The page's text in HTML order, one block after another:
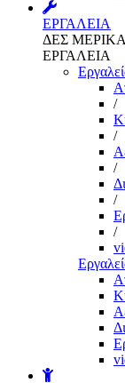
ΕΡΓΑΛΕΙΑ
ΔΕΣ
ΕΡΓΑΛΕΙΑ
/
/
/
/
/